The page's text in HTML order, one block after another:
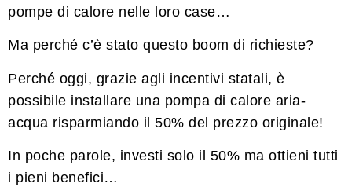
pompe di calore nelle loro case…
Ma perché c’è stato questo boom di richieste?
Perché oggi, grazie agli incentivi statali, è
possibile installare una pompa di calore aria-
acqua risparmiando il 50% del prezzo originale!
In poche parole, investi solo il 50% ma ottieni tutti
i pieni benefici…